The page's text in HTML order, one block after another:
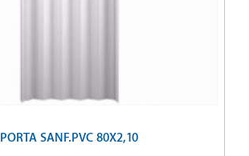
PORTA SANF.PVC 80X2,10